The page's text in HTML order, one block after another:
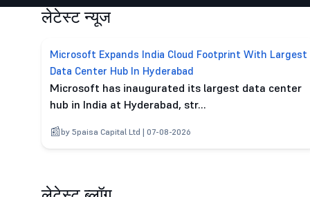
लेटेस्ट न्यूज
Microsoft Expands India Cloud Footprint With Largest
Data Center Hub In Hyderabad
Microsoft has inaugurated its largest data center
hub in India at Hyderabad, str...
by 5paisa Capital Ltd | 07-08-2026